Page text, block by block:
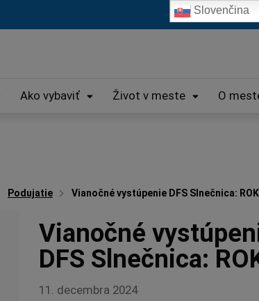
Ako vybaviť Život v meste O
Podujatie Vianočné vystúpenie DFS Slnečnica: ROK
Vianočné
DFS Slnečnica:
11. decembra 2024
Slovenčina